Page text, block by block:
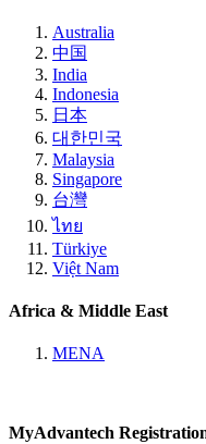
Australia
中国
India
Indonesia
日本
대한민국
Malaysia
Singapore
台灣
ไทย
Türkiye
Việt Nam
Africa & Middle East
MENA
MyAdvantech